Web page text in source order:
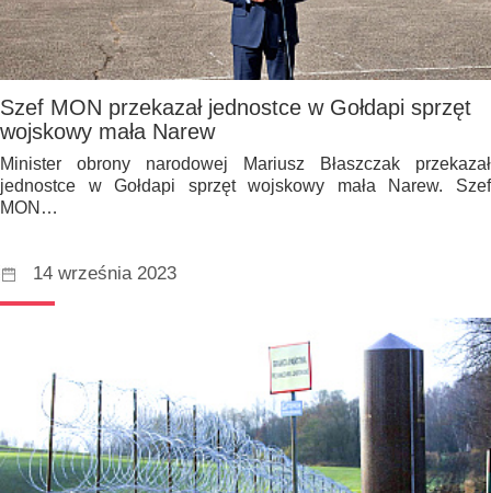
Szef MON przekazał jednostce w Gołdapi sprzęt
wojskowy mała Narew
Minister obrony narodowej Mariusz Błaszczak przekazał
jednostce w Gołdapi sprzęt wojskowy mała Narew. Szef
MON…
14 września 2023